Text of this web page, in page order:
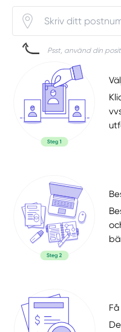
Psst, använd din